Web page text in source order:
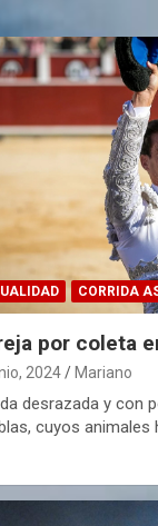
CORRIDA
por coleta
2024 Mariano
desrazada y con
cuyos animales